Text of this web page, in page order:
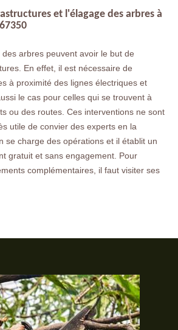
et l'élagage des arbres à
arbres peuvent avoir le but de
En effet, il est nécessaire de
à proximité des lignes électriques et
le cas pour celles qui se trouvent à
ou des routes. Ces interventions ne sont
utile de convier des experts en la
se charge des opérations et il établit un
gratuit et sans engagement. Pour
complémentaires, il faut visiter ses